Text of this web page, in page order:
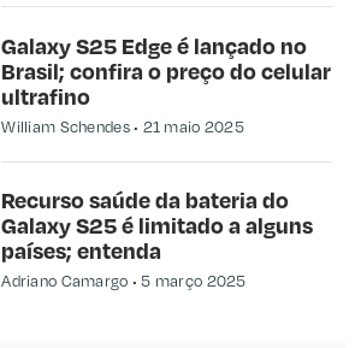
Galaxy S25 Edge é lançado no
Brasil; confira o preço do celular
ultrafino
William Schendes 21 maio 2025
Recurso saúde da bateria do
Galaxy S25 é limitado a alguns
países; entenda
Adriano Camargo 5 março 2025